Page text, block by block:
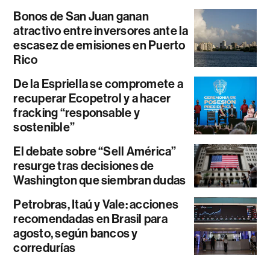
Bonos de San Juan ganan
atractivo entre inversores ante la
escasez de emisiones en Puerto
Rico
De la Espriella se compromete a
recuperar Ecopetrol y a hacer
fracking “responsable y
sostenible”
El debate sobre “Sell América”
resurge tras decisiones de
Washington que siembran dudas
Petrobras, Itaú y Vale: acciones
recomendadas en Brasil para
agosto, según bancos y
corredurías